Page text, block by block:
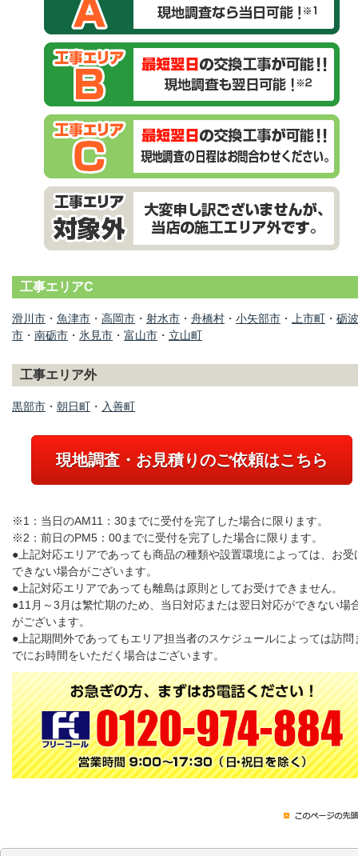
工事エリアC
滑川市 ・ 魚津市 ・ 高岡市 ・ 射水市 ・ 舟橋村 ・ 小矢部市 ・ 上市町 ・ 砺波
市 ・ 南砺市 ・ 氷見市 ・ 富山市 ・ 立山町
工事エリア外
黒部市 ・ 朝日町 ・ 入善町
現地調査・お見積りのご依頼はこちら
※1：当日のAM11：30までに受付を完了した場合に限ります。
※2：前日のPM5：00までに受付を完了した場合に限ります。
●上記対応エリアであっても商品の種類や設置環境によっては、お受
できない場合がございます。
●上記対応エリアであっても離島は原則としてお受けできません。
●11月～3月は繁忙期のため、当日対応または翌日対応ができない場
がございます。
●上記期間外であってもエリア担当者のスケジュールによっては訪問
でにお時間をいただく場合はございます。